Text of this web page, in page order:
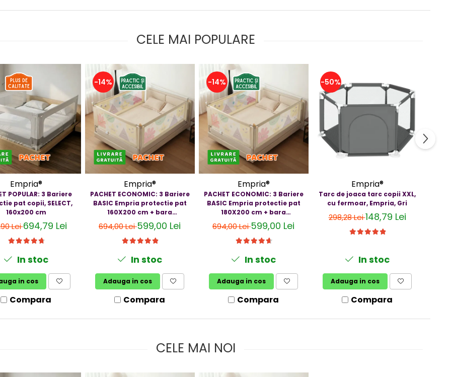
CELE MAI POPULARE
Empria®
POPULAR: 3 Bariere
pat copii, SELECT,
160x200 cm
Lei694,79 Lei
In stoc
in cos
Compara
-14%
Empria®
PACHET ECONOMIC: 3 Bariere
BASIC Empria protectie pat
160X200 cm + bara
stabilizatoare
694,00 Lei599,00 Lei
In stoc
Adauga in cos
Compara
-14%
Empria®
PACHET ECONOMIC: 3 Bariere
BASIC Empria protectie pat
180X200 cm + bara
stabilizatoare
694,00 Lei599,00 Lei
In stoc
Adauga in cos
Compara
-50%
Empria®
Tarc de joaca tarc copii XXL,
cu fermoar, Empria, Gri
298,28 Lei148,79 Lei
In stoc
Adauga in cos
Compara
CELE MAI NOI